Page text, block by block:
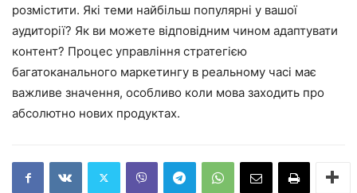
розмістити. Які теми найбільш популярні у вашої
аудиторії? Як ви можете відповідним чином адаптувати
контент? Процес управління стратегією
багатоканального маркетингу в реальному часі має
важливе значення, особливо коли мова заходить про
абсолютно нових продуктах.